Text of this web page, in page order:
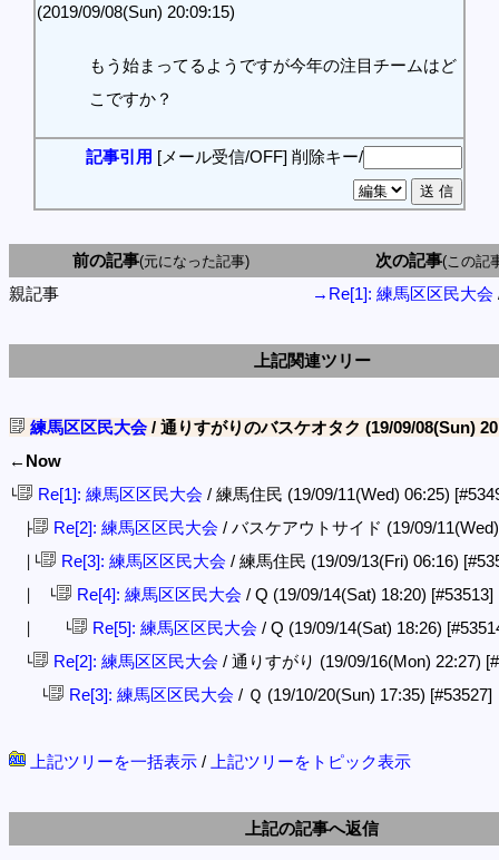
(2019/09/08(Sun) 20:09:15)
もう始まってるようですが今年の注目チームはど
こですか？
記事引用 [メール受信/OFF] 削除キー/
前の記事(元になった記事) 次の記事(この記
親記事 →Re[1]: 練馬区区民大会
上記関連ツリー
練馬区区民大会/ 通りすがりのバスケオタク (19/09/08(Sun)
←Now
└ Re[1]: 練馬区区民大会 / 練馬住民 (19/09/11(Wed) 06:25)
├ Re[2]: 練馬区区民大会 / バスケアウトサイド (19/09/
│└ Re[3]: 練馬区区民大会 / 練馬住民 (19/09/13(Fri) 06:16)
│ └ Re[4]: 練馬区区民大会 / Q (19/09/14(Sat) 18:20) [#53513]
│ └ Re[5]: 練馬区区民大会 / Q (19/09/14(Sat) 18:26)
└ Re[2]: 練馬区区民大会 / 通りすがり (19/09/16(Mon) 22:27)
└ Re[3]: 練馬区区民大会 / Ｑ (19/10/20(Sun) 17:35) [#53527]
上記ツリーを一括表示 / 上記ツリーをトピック表示
上記の記事へ返信